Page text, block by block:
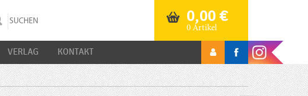
0,00€
0 Artikel
VERLAG KONTAKT